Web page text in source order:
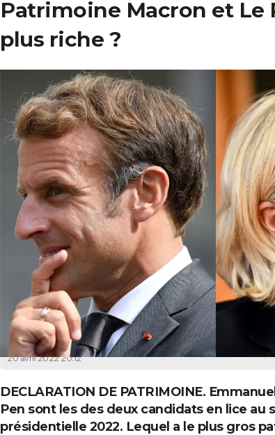
Patrimoine Macron et Le
plus riche ?
Chloé Boyer
20 avril 2022 20:12
DECLARATION DE PATRIMOINE.
Pen sont les des deux candidats en lice
présidentielle 2022. Lequel a le plus gros